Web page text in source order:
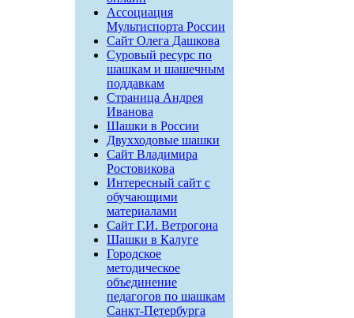
Ассоциация
Мультиспорта России
Сайт Олега Дашкова
Суровый ресурс по
шашкам и шашечным
поддавкам
Страница Андрея
Иванова
Шашки в России
Двухходовые шашки
Сайт Владимира
Ростовикова
Интересный сайт с
обучающими
материалами
Сайт Г.И. Ветрогона
Шашки в Калуге
Городское
методическое
объединение
педагогов по шашкам
Санкт-Петербурга